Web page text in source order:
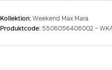
Kollektion:Weekend Max Mara
Produktcode:5506056406002 -